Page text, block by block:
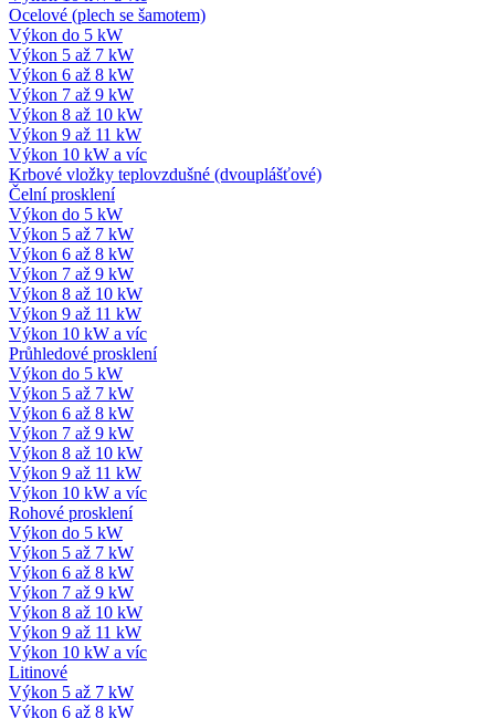
Ocelové (plech se šamotem)
Výkon do 5 kW
Výkon 5 až 7 kW
Výkon 6 až 8 kW
Výkon 7 až 9 kW
Výkon 8 až 10 kW
Výkon 9 až 11 kW
Výkon 10 kW a víc
Krbové vložky teplovzdušné (dvouplášťové)
Čelní prosklení
Výkon do 5 kW
Výkon 5 až 7 kW
Výkon 6 až 8 kW
Výkon 7 až 9 kW
Výkon 8 až 10 kW
Výkon 9 až 11 kW
Výkon 10 kW a víc
Průhledové prosklení
Výkon do 5 kW
Výkon 5 až 7 kW
Výkon 6 až 8 kW
Výkon 7 až 9 kW
Výkon 8 až 10 kW
Výkon 9 až 11 kW
Výkon 10 kW a víc
Rohové prosklení
Výkon do 5 kW
Výkon 5 až 7 kW
Výkon 6 až 8 kW
Výkon 7 až 9 kW
Výkon 8 až 10 kW
Výkon 9 až 11 kW
Výkon 10 kW a víc
Litinové
Výkon 5 až 7 kW
Výkon 6 až 8 kW